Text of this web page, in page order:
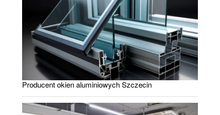
Producent okien aluminiowych Szczecin